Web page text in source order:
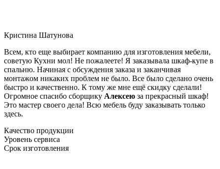
Кристина Шатунова
Всем, кто еще выбирает компанию для изготовления мебели,
советую Кухни мол! Не пожалеете! Я заказывала шкаф-купе в
спальню. Начиная с обсуждения заказа и заканчивая
монтажом никаких проблем не было. Все было сделано очень
быстро и качественно. К тому же мне ещё скидку сделали!
Огромное спасибо сборщику Алексею за прекрасный шкаф!
Это мастер своего дела! Всю мебель буду заказывать только
здесь.
Качество продукции
Уровень сервиса
Срок изготовления